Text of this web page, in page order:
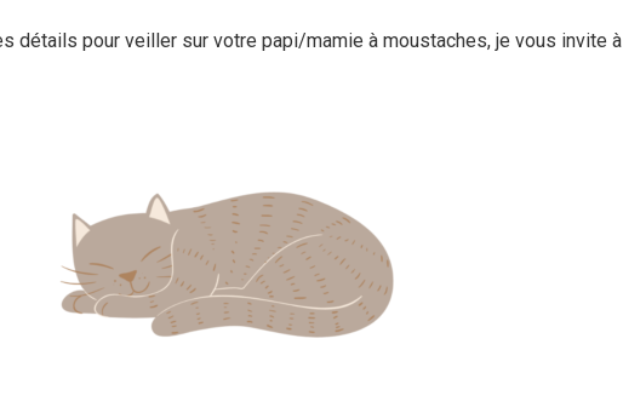
détails pour veiller sur votre papi/mamie à moustaches, je vous invite à